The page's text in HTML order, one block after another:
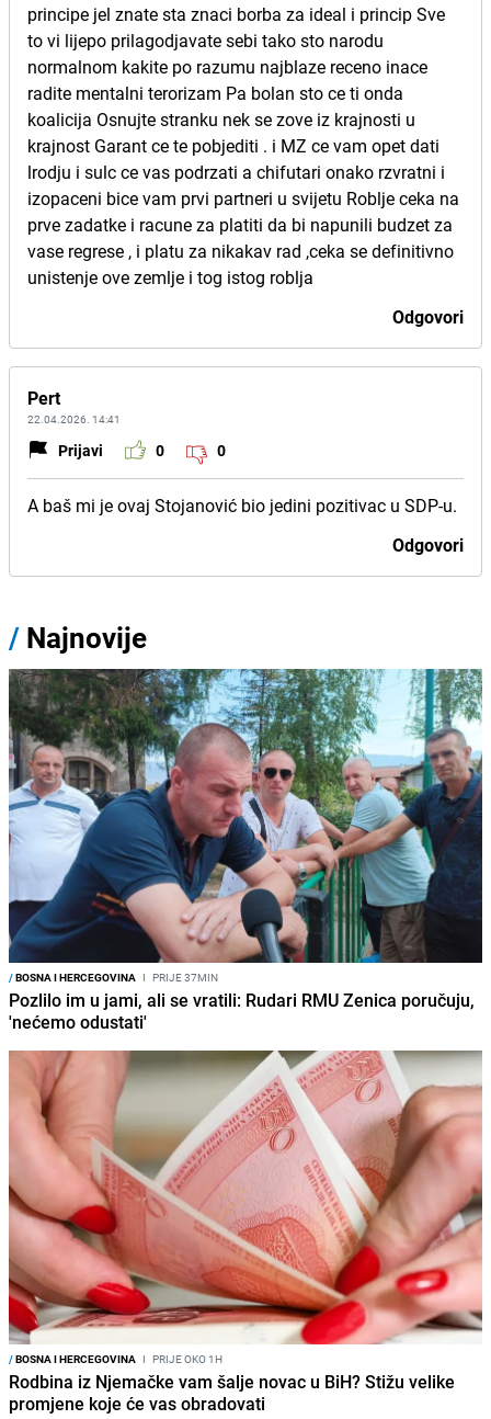
principe jel znate sta znaci borba za ideal i princip Sve
to vi lijepo prilagodjavate sebi tako sto narodu
normalnom kakite po razumu najblaze receno inace
radite mentalni terorizam Pa bolan sto ce ti onda
koalicija Osnujte stranku nek se zove iz krajnosti u
krajnost Garant ce te pobjediti . i MZ ce vam opet dati
lrodju i sulc ce vas podrzati a chifutari onako rzvratni i
izopaceni bice vam prvi partneri u svijetu Roblje ceka na
prve zadatke i racune za platiti da bi napunili budzet za
vase regrese , i platu za nikakav rad ,ceka se definitivno
unistenje ove zemlje i tog istog roblja
Odgovori
Pert
22.04.2026. 14:41
Prijavi 0 0
A baš mi je ovaj Stojanović bio jedini pozitivac u SDP-u.
Odgovori
/ Najnovije
/BOSNA I HERCEGOVINA I PRIJE 37MIN
Pozlilo im u jami, ali se vratili: Rudari RMU Zenica poručuju,
'nećemo odustati'
/BOSNA I HERCEGOVINA I PRIJE OKO 1H
Rodbina iz Njemačke vam šalje novac u BiH? Stižu velike
promjene koje će vas obradovati